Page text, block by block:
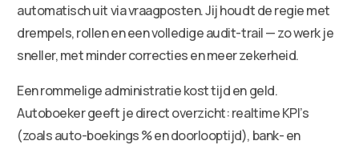
automatisch uit via vraagposten. Jij houdt de regie met
drempels, rollen en een volledige audit-trail — zo werk je
sneller, met minder correcties en meer zekerheid.
Een rommelige administratie kost tijd en geld.
Autoboeker geeft je direct overzicht: realtime KPI’s
(zoals auto-boekings % en doorlooptijd), bank- en